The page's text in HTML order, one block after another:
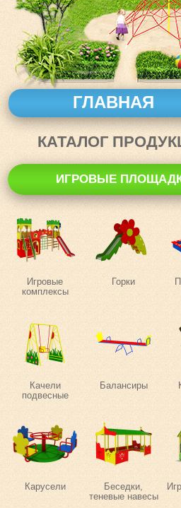
ГЛАВНАЯ
КАТАЛОГ
ИГРОВЫЕ
Игровые
комплексы
Горки
Качели
подвесные
Балансиры
Карусели
Беседки,
теневые навесы